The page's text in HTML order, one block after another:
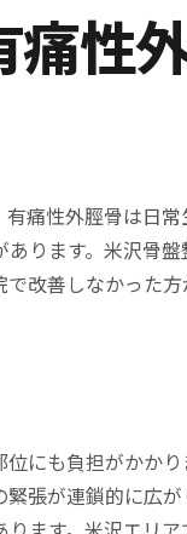
性
痛性外脛骨は日
ります。米沢骨
改善しなかった
にも負担がかかり
張が連鎖的に広